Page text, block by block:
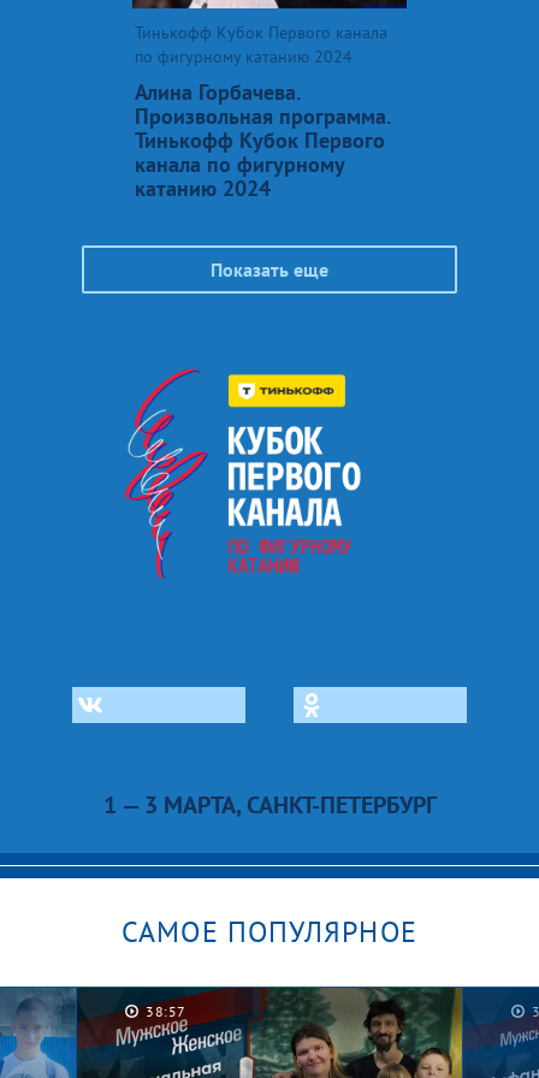
Тинькофф Кубок Первого канала
по фигурному катанию 2024
Алина Горбачева.
Произвольная программа.
Тинькофф Кубок Первого
канала по фигурному
катанию 2024
Показать еще
1 — 3 МАРТА, САНКТ-ПЕТЕРБУРГ
САМОЕ ПОПУЛЯРНОЕ
38:57